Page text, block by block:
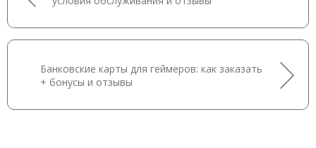
Банковские карты для геймеров: как заказать
+ бонусы и отзывы